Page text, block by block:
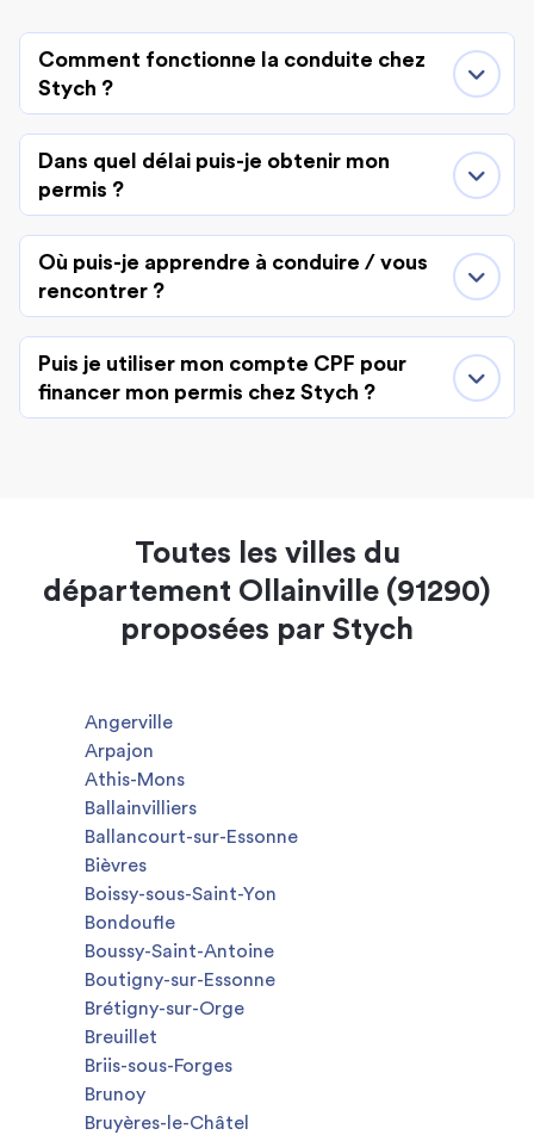
Comment fonctionne la conduite chez
Stych ?
Dans quel délai puis-je obtenir mon
permis ?
Où puis-je apprendre à conduire / vous
rencontrer ?
Puis je utiliser mon compte CPF pour
financer mon permis chez Stych ?
Toutes les villes du
département Ollainville (91290)
proposées par Stych
Angerville
Arpajon
Athis-Mons
Ballainvilliers
Ballancourt-sur-Essonne
Bièvres
Boissy-sous-Saint-Yon
Bondoufle
Boussy-Saint-Antoine
Boutigny-sur-Essonne
Brétigny-sur-Orge
Breuillet
Briis-sous-Forges
Brunoy
Bruyères-le-Châtel